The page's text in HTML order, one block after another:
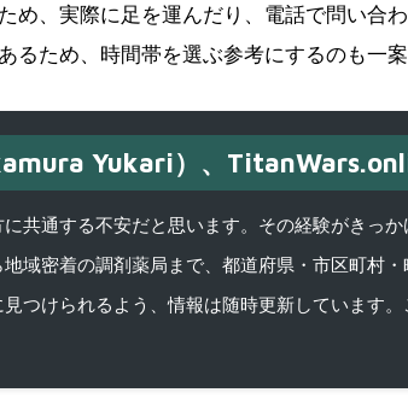
、実際に足を運んだり、電話で問い合
ため、時間帯を選ぶ参考にするのも一案
Yukari）、
共通する不安だと思います。その経験がきっか
域密着の調剤薬局まで、都道府県・市区町村
つけられるよう、情報は随時更新しています